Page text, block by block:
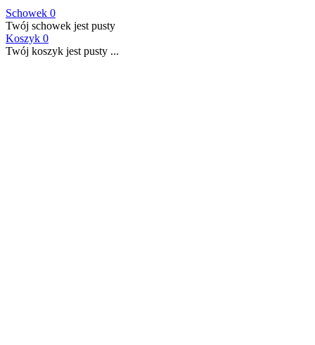
Schowek 0
Twój schowek jest pusty
Koszyk 0
Twój koszyk jest pusty ...